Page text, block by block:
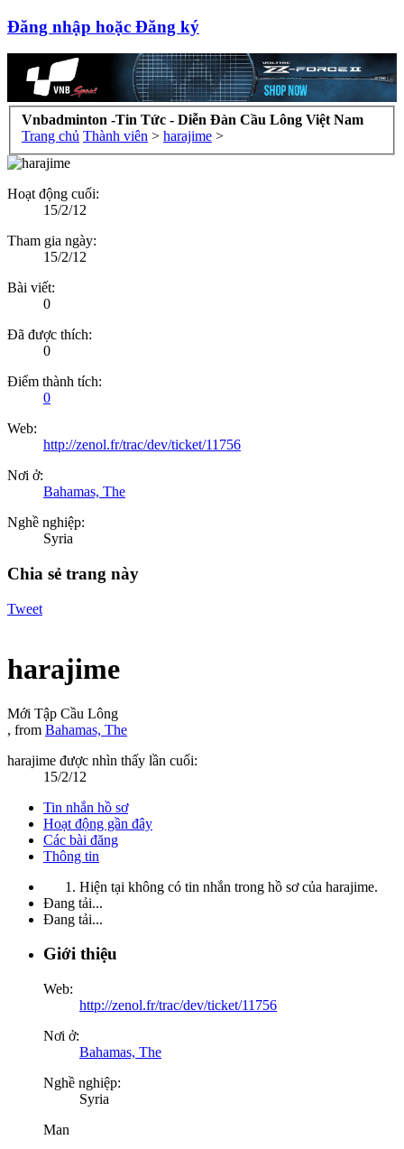
Đăng nhập hoặc Đăng ký
Vnbadminton -Tin Tức - Diễn Đàn Cầu Lông Việt Nam
Trang chủ Thành viên > harajime >
Hoạt động cuối:
15/2/12
Tham gia ngày:
15/2/12
Bài viết:
0
Đã được thích:
0
Điểm thành tích:
0
Web:
http://zenol.fr/trac/dev/ticket/11756
Nơi ở:
Bahamas, The
Nghề nghiệp:
Syria
Chia sẻ trang này
Tweet
harajime
Mới Tập Cầu Lông
, from Bahamas, The
harajime được nhìn thấy lần cuối:
15/2/12
Tin nhắn hồ sơ
Hoạt động gần đây
Các bài đăng
Thông tin
Hiện tại không có tin nhắn trong hồ sơ của harajime.
Đang tải...
Đang tải...
Giới thiệu
Web:
http://zenol.fr/trac/dev/ticket/11756
Nơi ở:
Bahamas, The
Nghề nghiệp:
Syria
Man